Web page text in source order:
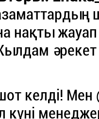
нақты
әрекет
келді!